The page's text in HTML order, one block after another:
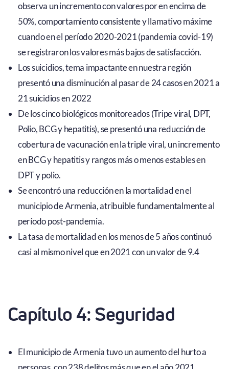
observa un incremento con valores por en encima de
50%, comportamiento consistente y llamativo máxime
cuando en el período 2020-2021 (pandemia covid-19)
se registraron los valores más bajos de satisfacción.
Los suicidios, tema impactante en nuestra región
presentó una disminución al pasar de 24 casos en 2021 a
21 suicidios en 2022
De los cinco biológicos monitoreados (Tripe viral, DPT,
Polio, BCG y hepatitis), se presentó una reducción de
cobertura de vacunación en la triple viral, un incremento
en BCG y hepatitis y rangos más o menos estables en
DPT y polio.
Se encontró una reducción en la mortalidad en el
municipio de Armenia, atribuible fundamentalmente al
período post-pandemia.
La tasa de mortalidad en los menos de 5 años continuó
casi al mismo nivel que en 2021 con un valor de 9.4
Capítulo 4: Seguridad
El municipio de Armenia tuvo un aumento del hurto a